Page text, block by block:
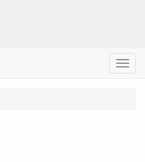
Menu